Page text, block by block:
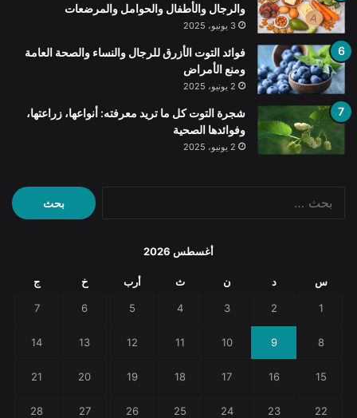
والرجال والأطفال والحوامل والمرضعات
3 يونيو، 2025
فوائد التوت الأزرق للرجال والنساء والصحة العامة
ومنع الأمراض
2 يونيو، 2025
شجرة التوت كل ما تريد معرفته: أنواعها، زراعتها،
وفوائدها الصحية
2 يونيو، 2025
البحث
عن:
أغسطس 2026
س د ن ث أرب خ ج
1
2
3
4
5
6
7
8
9
10
11
12
13
14
15
16
17
18
19
20
21
22
23
24
25
26
27
28